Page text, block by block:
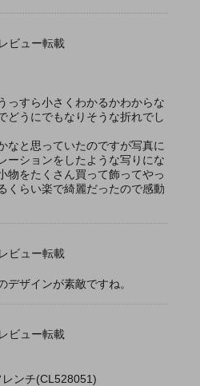
ビュー転載
っすら小さくわかるかわからな
どうにでもなりそうな折れでし
なと思っていたのですが写真に
ーションをしたような写りにな
物をたくさん買って飾ってやっ
くらい楽で綺麗だったので感動
ビュー転載
ザインが素敵ですね。
ビュー転載
ンチ(CL528051)